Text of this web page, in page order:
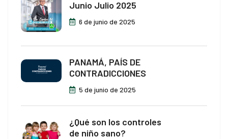
giriş
giriş
bonusu
bonusu
bonusu
Junio Julio 2025
6 de junio de 2025
PANAMÁ, PAÍS DE
CONTRADICCIONES
5 de junio de 2025
¿Qué son los controles
de niño sano?